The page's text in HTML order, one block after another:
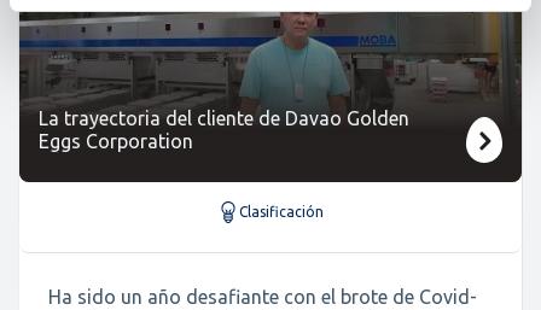
La trayectoria del cliente de Davao Golden
Eggs Corporation
Clasificación
Ha sido un año desafiante con el brote de Covid-